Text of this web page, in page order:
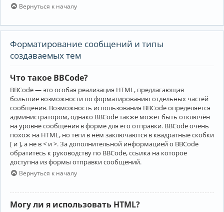
Вернуться к началу
Форматирование сообщений и типы
создаваемых тем
Что такое BBCode?
BBCode — это особая реализация HTML, предлагающая
большие возможности по форматированию отдельных частей
сообщения. Возможность использования BBCode определяется
администратором, однако BBCode также может быть отключён
на уровне сообщения в форме для его отправки. BBCode очень
похож на HTML, но теги в нём заключаются в квадратные скобки
[ и ], а не в < и >. За дополнительной информацией о BBCode
обратитесь к руководству по BBCode, ссылка на которое
доступна из формы отправки сообщений.
Вернуться к началу
Могу ли я использовать HTML?